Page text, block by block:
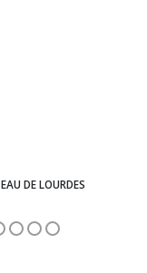
EAU DE LOURDES